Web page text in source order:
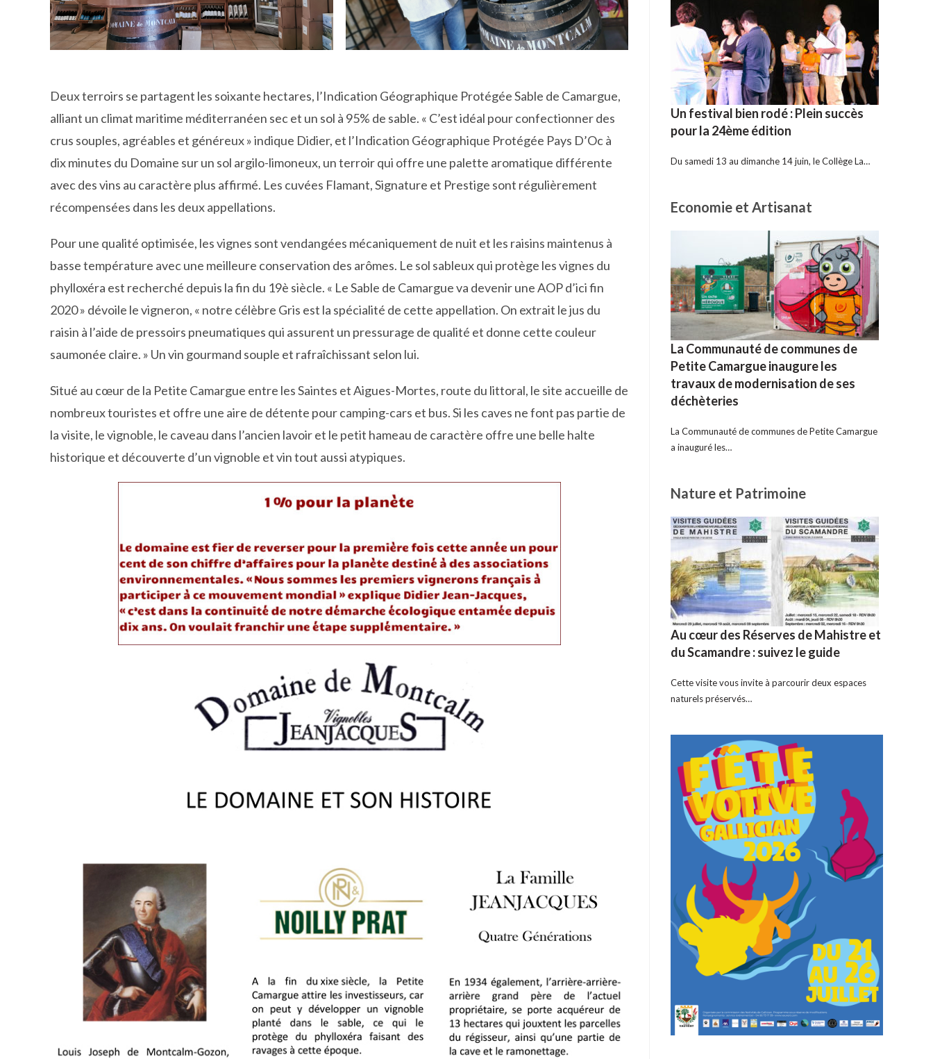
Deux terroirs se partagent les soixante hectares, l’Indication Géographique Protégée Sable de Camargue,
alliant un climat maritime méditerranéen sec et un sol à 95% de sable. « C’est idéal pour confectionner des
crus souples, agréables et généreux » indique Didier, et l’Indication Géographique Protégée Pays D’Oc à
dix minutes du Domaine sur un sol argilo-limoneux, un terroir qui offre une palette aromatique différente
avec des vins au caractère plus affirmé. Les cuvées Flamant, Signature et Prestige sont régulièrement
récompensées dans les deux appellations.
Pour une qualité optimisée, les vignes sont vendangées mécaniquement de nuit et les raisins maintenus à
basse température avec une meilleure conservation des arômes. Le sol sableux qui protège les vignes du
phylloxéra est recherché depuis la fin du 19è siècle. « Le Sable de Camargue va devenir une AOP d’ici fin
2020 » dévoile le vigneron, « notre célèbre Gris est la spécialité de cette appellation. On extrait le jus du
raisin à l’aide de pressoirs pneumatiques qui assurent un pressurage de qualité et donne cette couleur
saumonée claire. » Un vin gourmand souple et rafraîchissant selon lui.
Situé au cœur de la Petite Camargue entre les Saintes et Aigues-Mortes, route du littoral, le site accueille de
nombreux touristes et offre une aire de détente pour camping-cars et bus. Si les caves ne font pas partie de
la visite, le vignoble, le caveau dans l’ancien lavoir et le petit hameau de caractère offre une belle halte
historique et découverte d’un vignoble et vin tout aussi atypiques.
Un festival bien rodé : Plein succès
pour la 24ème édition
Du samedi 13 au dimanche 14 juin, le Collège La…
Economie et Artisanat
La Communauté de communes de
Petite Camargue inaugure les
travaux de modernisation de ses
déchèteries
La Communauté de communes de Petite Camargue
a inauguré les…
Nature et Patrimoine
Au cœur des Réserves de Mahistre et
du Scamandre : suivez le guide
Cette visite vous invite à parcourir deux espaces
naturels préservés…